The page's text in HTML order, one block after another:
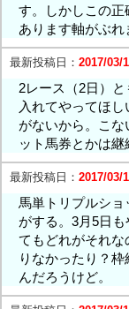
す。しかしこの
あります軸がぶれ
最新投稿日： 2017/03/
2レース（2日）
入れてやってほ
がないから。こ
ット馬券とかは継
最新投稿日： 2017/03/
馬単トリプルシ
がする。3月5日
てもどれがそれな
りなかったり？
んだろうけど。